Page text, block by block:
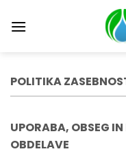
na
POLITIKA
UPORABA, OBSEG
OBDELAVE